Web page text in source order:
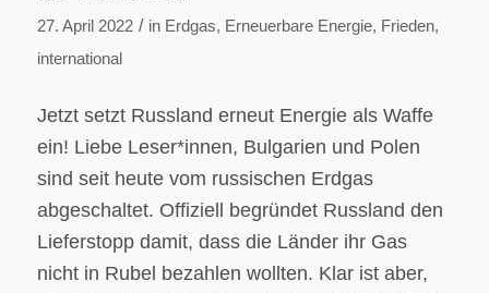
27. April 2022 / in Erdgas, Erneuerbare Energie, Frieden,
international
Jetzt setzt Russland erneut Energie als Waffe
ein! Liebe Leser*innen, Bulgarien und Polen
sind seit heute vom russischen Erdgas
abgeschaltet. Offiziell begründet Russland den
Lieferstopp damit, dass die Länder ihr Gas
nicht in Rubel bezahlen wollten. Klar ist aber,